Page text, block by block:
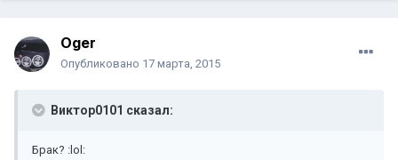
Oger
Опубликовано 17 марта, 2015
Виктор0101 сказал:
Брак? :lol: